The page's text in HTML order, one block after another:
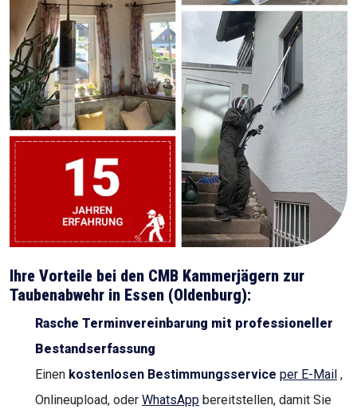
Ihre Vorteile bei den CMB Kammerjägern zur
Taubenabwehr in Essen (Oldenburg):
Rasche Terminvereinbarung mit professioneller
Bestandserfassung
Einen kostenlosen Bestimmungsservice per E-Mail ,
Onlineupload, oder WhatsApp bereitstellen, damit Sie